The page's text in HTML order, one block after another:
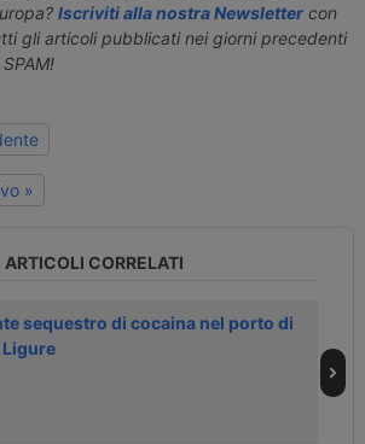
Iscriviti alla nostra Newslettercon
gli articoli pubblicati nei giorni precedenti
»
ARTICOLI CORRELATI
sequestro di cocaina nel porto di
Ligure